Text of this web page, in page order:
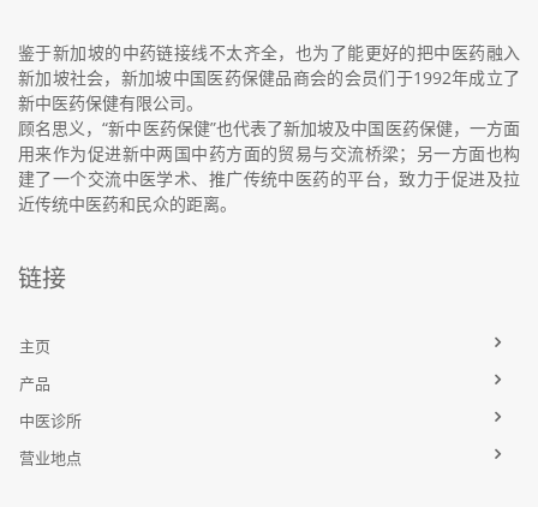
鉴于新加坡的中药链接线不太齐全，也为了能更好的把中医药融入
新加坡社会，新加坡中国医药保健品商会的会员们于1992年成立了
新中医药保健有限公司。
顾名思义，“新中医药保健”也代表了新加坡及中国医药保健，一方面
用来作为促进新中两国中药方面的贸易与交流桥梁；另一方面也构
建了一个交流中医学术、推广传统中医药的平台，致力于促进及拉
近传统中医药和民众的距离。
链接
主页
产品
中医诊所
营业地点